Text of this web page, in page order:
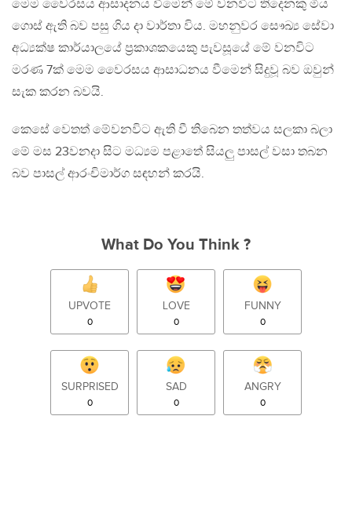
මෙම වෛරසය ආසාදනය වීමෙන් මේ වනවිට තිදෙනකු මිය
ගොස් ඇති බව පසු ගිය දා වාර්තා විය. මහනුවර සෞඛ්‍ය සේවා
අධ්‍යක්ෂ කාර්යාලයේ ප්‍රකාශකයෙකු පැවසූයේ මේ වනවිට
මරණ 7ක් මෙම වෛරසය ආසාධනය වීමෙන් සිදුවූ බව ඔවුන්
සැක කරන බවයි.
කෙසේ වෙතත් මේවනවිට ඇති වී තිබෙන තත්වය සලකා බලා
මේ මස 23වනදා සිට මධ්‍යම පළාතේ සියලු පාසල් වසා තබන
බව පාසල් ආරංචිමාර්ග සඳහන් කරයි.
What Do You Think ?
UPVOTE
0
LOVE
0
FUNNY
0
SURPRISED
0
SAD
0
ANGRY
0